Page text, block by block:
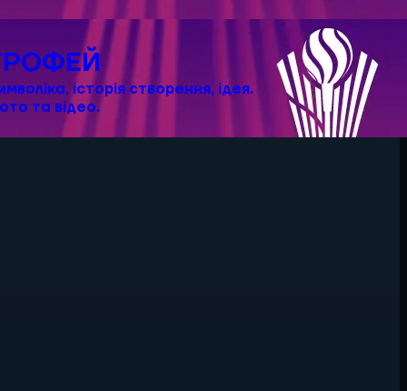
історія створення, ідея.
та відео.